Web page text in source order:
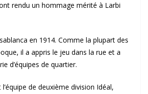
rendu un hommage mérité à Larbi
en 1914. Comme la plupart des
il a appris le jeu dans la rue et a
d’équipes de quartier.
de deuxième division Idéal,